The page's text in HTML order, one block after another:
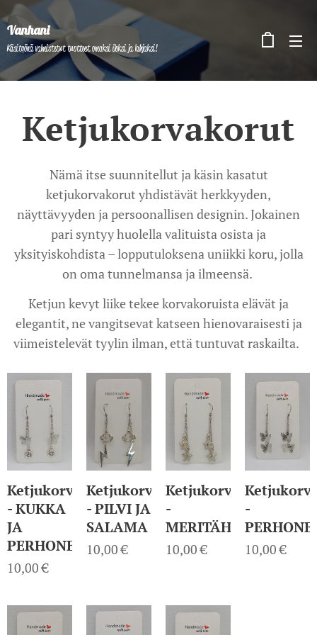
Vanhani
Käsityönä valmistetut tuotteet omaksi iloksi ja lahjaksi!
Ketjukorvakorut
Nämä itse suunnitellut ja käsin kasatut
ketjukorvakorut yhdistävät herkkyyden,
näyttävyyden ja persoonallisen designin. Jokainen
pari syntyy huolella valituista osista ja
yksityiskohdista – lopputuloksena uniikki koru, jolla
on oma tunnelmansa ja ilmeensä.
Ketjun kevyt liike tekee korvakoruista elävät ja
elegantit, ne vangitsevat katseen hienovaraisesti ja
viimeistelevät tyylin ilman, että tuntuvat raskailta.
Ketjukorvakorut
- KUKKA
JA
PERHONEN
10,00€
Ketjukorvakorut
- PILVI JA
SALAMA
10,00€
Ketjukorvakorut
-
MERITÄHTI
10,00€
-
10,00€